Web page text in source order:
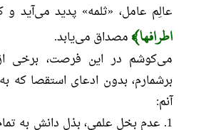
عالِم عامل، «ثلمه» پدید می‌آید و
اطرافها﴾مصداق می‌یابد.
می‌کوشم در این فرصت، برخی
برشمارم، بدون ادعای استقصا که
آنم:
1. عدم بخل علمی، بذل دانش به